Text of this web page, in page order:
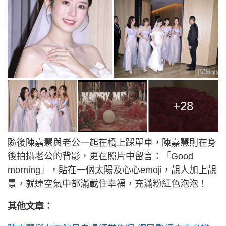
+28
隨後陳嘉慧與老公一起在橋上踩單車，陳嘉慧則在身
後拍攝老公的背影，更在照片中留言：「Good
morning」，貼在一個太陽及心心emoji，靚人加上靚
景，就連空氣中都滿載住幸福，充滿粉紅色泡泡！
其他文章：